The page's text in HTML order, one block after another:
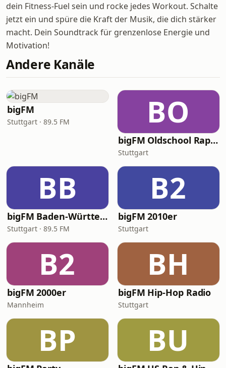
dein Fitness-Fuel sein und rocke jedes Workout. Schalte
jetzt ein und spüre die Kraft der Musik, die dich stärker
macht. Dein Soundtrack für grenzenlose Energie und
Motivation!
Andere Kanäle
bigFM
Stuttgart · 89.5 FM BO
bigFM Oldschool Rap & Hip-Hop
Stuttgart
BB
bigFM Baden-Württemberg
Stuttgart · 89.5 FM
B2
bigFM 2010er
Stuttgart
B2
bigFM 2000er
Mannheim
BH
bigFM Hip-Hop Radio
Stuttgart
BP BU